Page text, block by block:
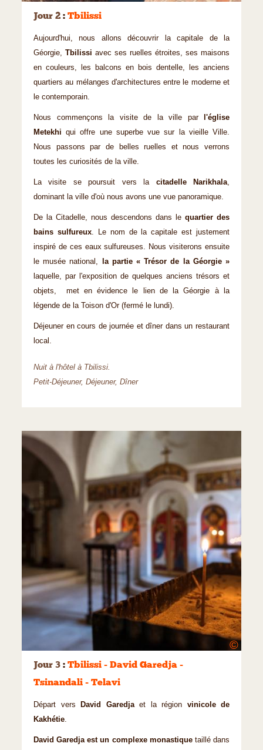
Jour 2 : Tbilissi
Aujourd'hui, nous allons découvrir la capitale de la
Géorgie, Tbilissi avec ses ruelles étroites, ses maisons
en couleurs, les balcons en bois dentelle, les anciens
quartiers au mélanges d'architectures entre le moderne et
le contemporain.
Nous commençons la visite de la ville par
l'église
Metekhiqui offre une superbe vue sur la vieille Ville.
Nous passons par de belles ruelles et nous verrons
toutes les curiosités de la ville.
La visite se poursuit vers la citadelle Narikhala,
dominant la ville d'où nous avons une vue panoramique.
De la Citadelle, nous descendons dans le quartier des
bains sulfureux. Le nom de la capitale est justement
inspiré de ces eaux sulfureuses. Nous visiterons ensuite
le musée national,
la partie « Trésor de la Géorgie »
laquelle, par l'exposition de quelques anciens trésors et
objets, met en évidence le lien de la Géorgie à la
légende de la Toison d'Or (fermé le lundi).
Déjeuner en cours de journée et dîner dans un restaurant
local.
Nuit à l'hôtel à Tbilissi.
Petit-Déjeuner, Déjeuner, Dîner
©
Jour 3 : Tbilissi - David Garedja -
Tsinandali - Telavi
Départ vers David Garedjaet la région vinicole de
Kakhétie.
David Garedja est un complexe monastiquetaillé dans